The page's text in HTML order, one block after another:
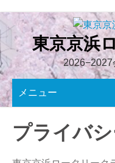
content 東京京浜
2026−2027
メニュー
プライバ